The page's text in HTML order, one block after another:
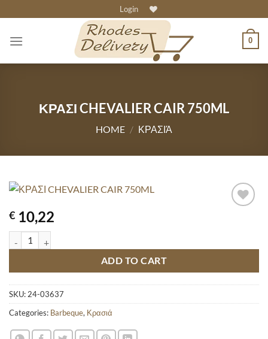
to
content
Login
0
ΚΡΑΣΙ CHEVALIER CAIR 750ML
HOME / ΚΡΑΣΙΆ
€ 10,22
ΚΡΑΣΙ CHEVALIER CAIR 750ML quantity
ADD TO CART
SKU:24-03637
Categories: Barbeque, Κρασιά